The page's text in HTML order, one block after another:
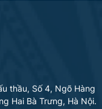
thầu, Số 4, Ngõ Hàng
Hai Bà Trưng, Hà Nội.